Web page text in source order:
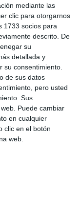
mediante las
clic para otorgarnos
1733 socios para
descrito. De
su
detallada y
su consentimiento.
de sus datos
pero usted
Sus
Puede cambiar
en cualquier
clic en el botón
web.